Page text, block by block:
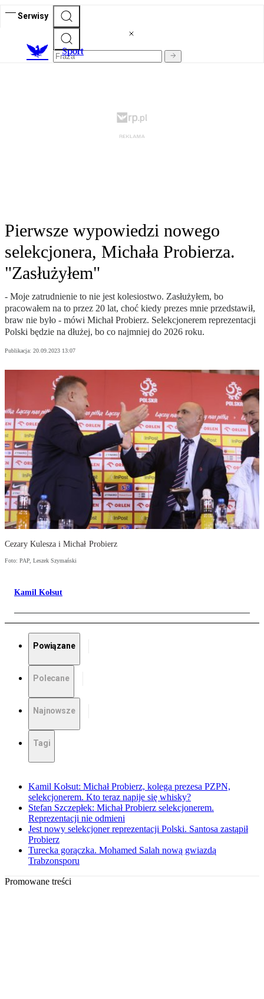
Serwisy
Sport
Pierwsze wypowiedzi nowego
selekcjonera, Michała Probierza.
"Zasłużyłem"
- Moje zatrudnienie to nie jest kolesiostwo. Zasłużyłem, bo
pracowałem na to przez 20 lat, choć kiedy prezes mnie przedstawił,
braw nie było - mówi Michał Probierz. Selekcjonerem reprezentacji
Polski będzie na dłużej, bo co najmniej do 2026 roku.
Publikacja: 20.09.2023 13:07
Cezary Kulesza i Michał Probierz
Foto: PAP, Leszek Szymański
Kamil Kołsut
Powiązane
Polecane
Najnowsze
Tagi
Kamil Kołsut: Michał Probierz, kolega prezesa PZPN,
selekcjonerem. Kto teraz napije się whisky?
Stefan Szczepłek: Michał Probierz selekcjonerem.
Reprezentacji nie odmieni
Jest nowy selekcjoner reprezentacji Polski. Santosa zastąpił
Probierz
Turecka gorączka. Mohamed Salah nową gwiazdą
Trabzonsporu
Promowane treści